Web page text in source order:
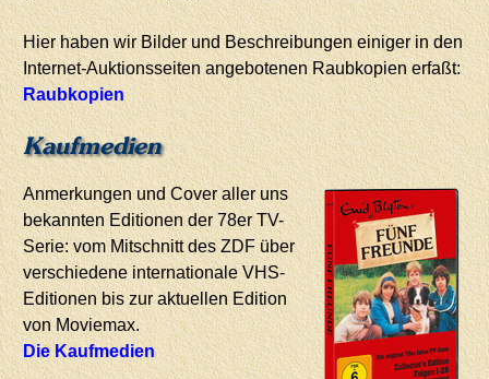
Hier haben wir Bilder und Beschreibungen einiger in den
Internet-Auktionsseiten angebotenen Raubkopien erfaßt:
Raubkopien
Kaufmedien
Anmerkungen und Cover aller uns
bekannten Editionen der 78er TV-
Serie: vom Mitschnitt des ZDF über
verschiedene internationale VHS-
Editionen bis zur aktuellen Edition
von Moviemax.
Die Kaufmedien